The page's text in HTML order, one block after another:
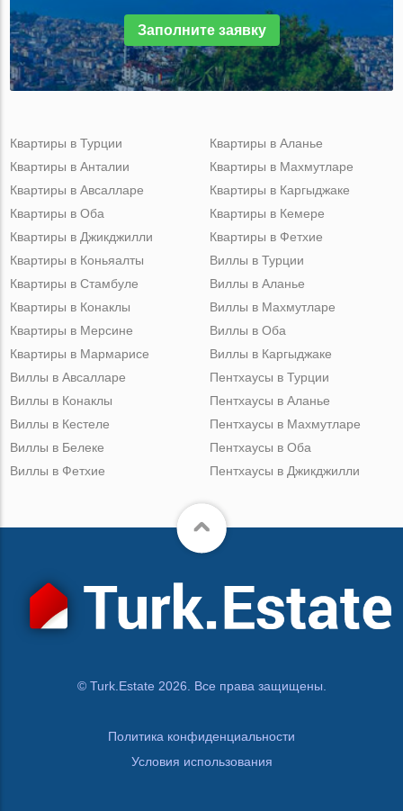
Заполните заявку
Квартиры в Турции
Квартиры в Анталии
Квартиры в Авсалларе
Квартиры в Оба
Квартиры в Джикджилли
Квартиры в Аланье
Квартиры в Махмутларе
Квартиры в Каргыджаке
Квартиры в Кемере
Квартиры в Фетхие
Квартиры в Коньяалты
Квартиры в Стамбуле
Квартиры в Конаклы
Квартиры в Мерсине
Квартиры в Мармарисе
Виллы в Турции
Виллы в Аланье
Виллы в Махмутларе
Виллы в Оба
Виллы в Каргыджаке
Виллы в Авсалларе
Виллы в Конаклы
Виллы в Кестеле
Виллы в Белеке
Виллы в Фетхие
Пентхаусы в Турции
Пентхаусы в Аланье
Пентхаусы в Махмутларе
Пентхаусы в Оба
Пентхаусы в Джикджилли
© Turk.Estate 2026. Все права защищены.
Политика конфиденциальности
Условия использования